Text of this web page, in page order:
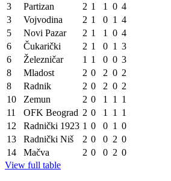
3
Partizan 2 1 1 0 4
3
Vojvodina 2 1 0 1 4
5
Novi Pazar 2 1 1 0 4
6
Čukarički 2 1 0 1 3
6
Železničar 1 1 0 0 3
8
Mladost 2 0 2 0 2
8
Radnik 2 0 2 0 2
10
Zemun 2 0 1 1
1
11
OFK Beograd 2 0 1 1
1
12
Radnički 1923 1 0 0 1 0
13
Radnički Niš 2 0 0 2 0
14
Mačva 2 0 0 2 0
View full table